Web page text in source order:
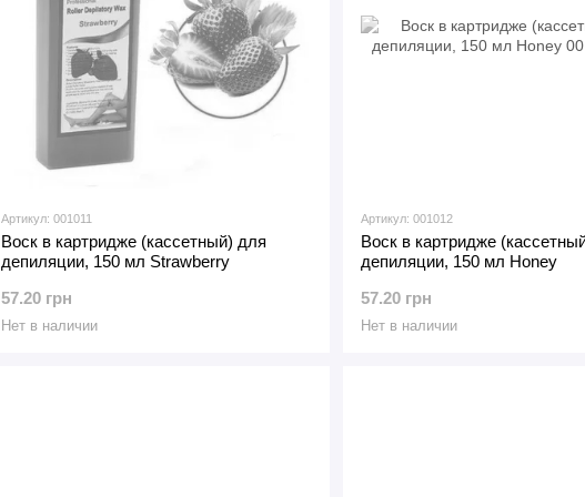
Артикул: 001011
Воск в картридже (кассетный) для
депиляции, 150 мл Strawberry
57.20 грн
Нет в наличии
Артикул: 001012
Воск в картридже
депиляции, 150 мл Honey
57.20 грн
Нет в наличии